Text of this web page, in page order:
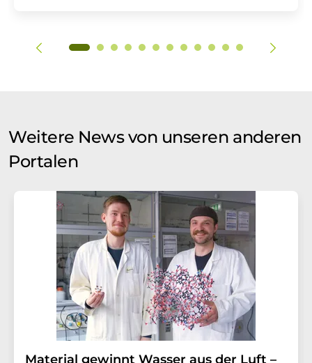
Weitere News von unseren anderen
Portalen
Material gewinnt Wasser aus der Luft –